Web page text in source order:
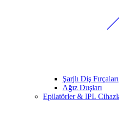
Şarjlı Diş Fırçaları
Ağız Duşları
Epilatörler & IPL